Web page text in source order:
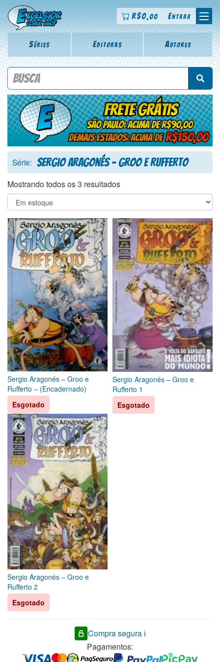
R$0,00 Entrar
Séries Editoras Autores
Procure por título da revista, personagem, série, escritor,
Série: Sergio Aragonés - Groo e Rufferto
Mostrando todos os 3 resultados
Sergio Aragonés – Groo e
Rufferto – (Encadernado)
Esgotado
Sergio Aragonés – Groo e
Rufferto 1
Esgotado
Sergio Aragonés – Groo e
Rufferto 2
Esgotado
Compra segura ℹ️
Pagamentos: